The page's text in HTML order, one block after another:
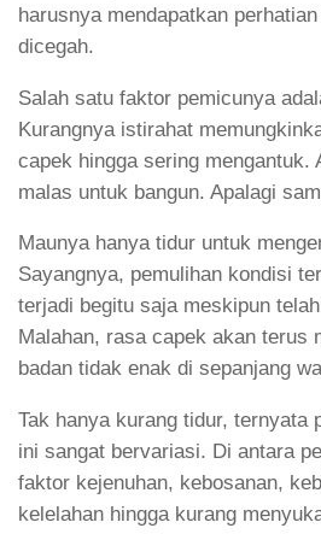
harusnya mendapatkan
dicegah.
Salah satu faktor pemicunya
Kurangnya istirahat
capek hingga sering mengantuk.
malas untuk bangun. Apalagi
Maunya hanya tidur untuk
Sayangnya, pemulihan kondisi
terjadi begitu saja meskipun
Malahan, rasa capek akan terus
badan tidak enak di sepanjang
Tak hanya kurang tidur, ternyata
ini sangat bervariasi. Di antara
faktor kejenuhan, kebosanan,
kelelahan hingga kurang